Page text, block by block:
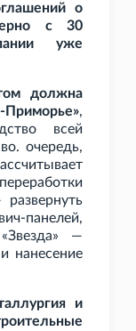
о
с 30
уже
должна
Приморье»,
всей
очередь,
—
нанесение
и